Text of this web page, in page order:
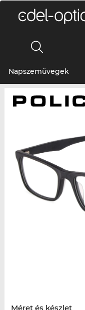
Napszemüvegek
Méret és készlet